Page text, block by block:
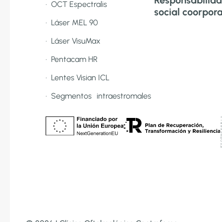
· OCT Espectralis
· Láser MEL 90
· Láser VisuMax
· Pentacam HR
· Lentes Visian ICL
· Segmentos intraestromales
social